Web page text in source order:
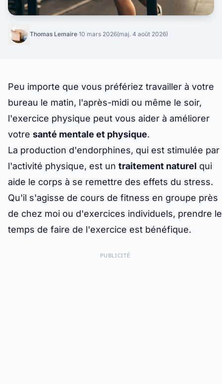
Thomas Lemaire·10 mars 2026(maj. 4 août 2026)
Peu importe que vous préfériez travailler à votre
bureau le matin, l'après-midi ou même le soir,
l'exercice physique peut vous aider à améliorer
votre santé mentale et physique.
La production d'endorphines, qui est stimulée par
l'activité physique, est un traitement naturel qui
aide le corps à se remettre des effets du stress.
Qu'il s'agisse de cours de fitness en groupe près
de chez moi ou d'exercices individuels, prendre le
temps de faire de l'exercice est bénéfique.
PUBLICITÉ